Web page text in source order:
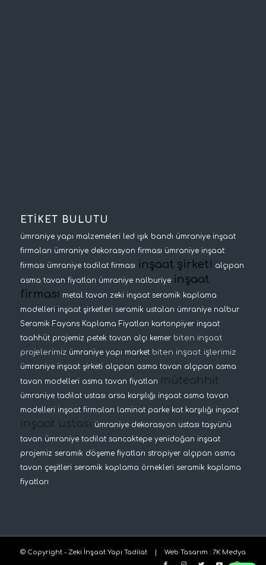
ETİKET BULUTU
ümraniye yapı malzemeleri led ışık bandı ümraniye inşaat
firmaları ümraniye dekorasyon firması ümraniye inşaat
firması ümraniye tadilat firması inşaat şirketi alçıpan
asma tavan fiyatları ümraniye nalburiye inşaat
firması metal tavan zeki inşaat seramik kaplama
modelleri inşaat şirketleri seramik ustaları ümraniye nalbur
Seramik Fayans Kaplama Fiyatları kartonpiyer inşaat
taahhüt projemiz petek tavan alçı kemer biten inşaat
projelerimiz ümraniye yapı market biten inşaat işlerimiz
ümraniye inşaat şirketi alçıpan asma tavan alçıpan asma
tavan modelleri asma tavan fiyatları müteahhit
ümraniye tadilat ustası arsa karşılığı inşaat asma tavan
modelleri inşaat firmaları laminat parke kat karşılığı inşaat
inşaat ustası ümraniye dekorasyon ustası taşyünü
tavan ümraniye tadilat sancaktepe yenidoğan inşaat
projemiz seramik döşeme fiyatları stropiyer alçıpan asma
tavan çeşitleri seramik kaplama örnekleri seramik kaplama
fiyatları
© Copyright - Zeki İnşaat Yapı Tadilat | Web Tasarım : 7K Medya